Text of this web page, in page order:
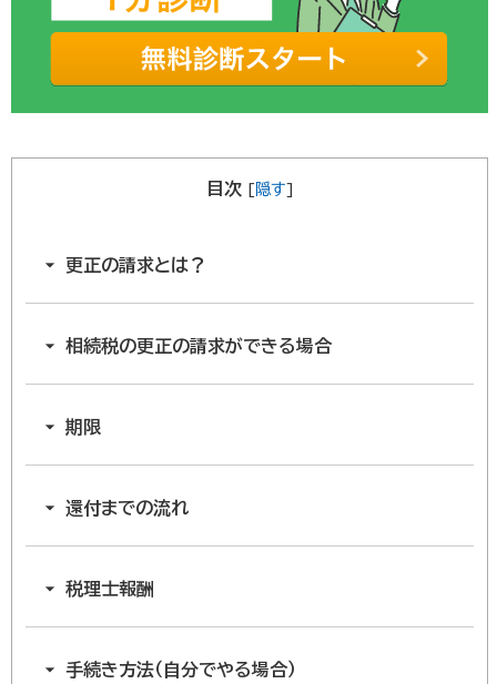
目次 [ 隠す]
更正の請求とは？
相続税の更正の請求ができる場合
期限
還付までの流れ
税理士報酬
手続き方法（自分でやる場合）